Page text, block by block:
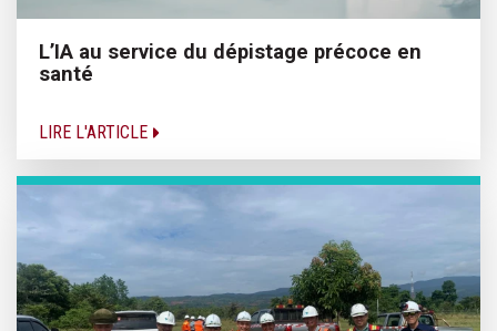
L’IA au service du dépistage précoce en
santé
LIRE L'ARTICLE